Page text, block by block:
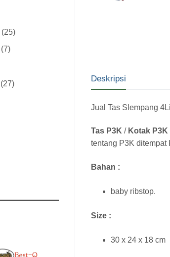
Deskripsi
Jual Tas Slempang
Tas P3K / Kotak P3K
tentang P3K ditempat
Bahan :
baby ribstop.
Size :
30 x 24 x 18 cm
25
7
27